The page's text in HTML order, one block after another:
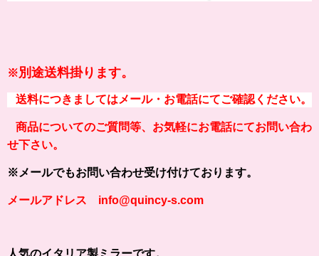
※別途送料掛ります。
送料につきましてはメール・お電話にてご確認ください。
商品についてのご質問等、お気軽にお電話にてお問い合わ
せ下さい。
※メールでもお問い合わせ受け付けております。
メールアドレス info@quincy-s.com
人気のイタリア製ミラーです。